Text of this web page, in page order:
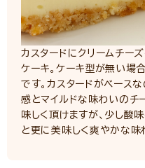
カスタードにクリームチー
ケーキ。ケーキ型が無い場
です。カスタードがベース
感とマイルドな味わいのチ
味しく頂けますが、少し酸
と更に美味しく爽やかな味